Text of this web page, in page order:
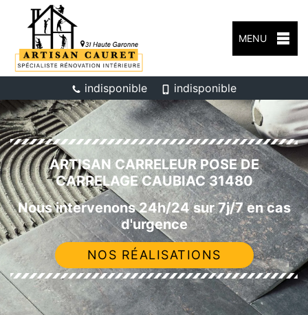
MENU
indisponible indisponible
ARTISAN CARRELEUR POSE DE
CARRELAGE CAUBIAC 31480
Nous intervenons 24h/24 sur 7j/7 en cas
d'urgence
NOS RÉALISATIONS